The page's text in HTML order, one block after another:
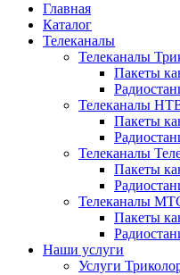
Главная
Каталог
Телеканалы
Телеканалы
Пакеты
Телеканалы
Пакеты
Телеканалы
Пакеты
Телеканалы
Пакеты
Наши услуги
Услуги